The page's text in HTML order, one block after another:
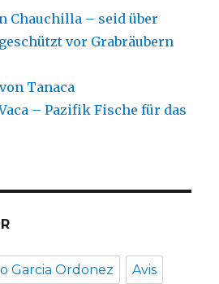
Chauchilla – seid über
vor Grabräubern
Tanaca
– Pazifik Fische für das
Garcia Ordonez Avis